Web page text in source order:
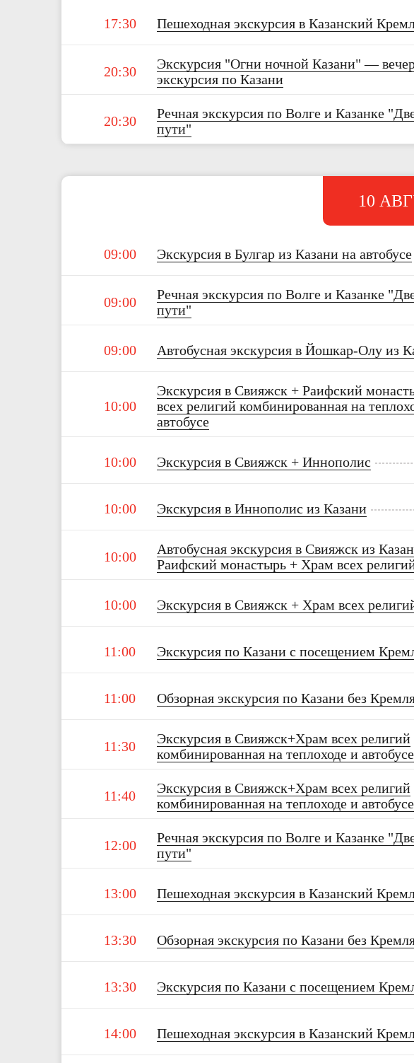
17:30 Пешеходная экскурсия в Казанский
20:30
Экскурсия "Огни ночной Казани" —
экскурсия по Казани
20:30
Речная экскурсия по Волге и Казанке
пути"
10
09:00 Экскурсия в Булгар из Казани на автобусе
09:00
Речная экскурсия по Волге и Казанке
пути"
09:00 Автобусная экскурсия в Йошкар-Олу из
10:00
Экскурсия в Свияжск + Раифский
всех религий комбинированная на
автобусе
10:00 Экскурсия в Свияжск + Иннополис
10:00 Экскурсия в Иннополис из Казани
10:00
Автобусная экскурсия в Свияжск из
Раифский монастырь + Храм всех
10:00 Экскурсия в Свияжск + Храм всех
11:00 Экскурсия по Казани с посещением
11:00 Обзорная экскурсия по Казани без
11:30
Экскурсия в Свияжск+Храм всех религий
комбинированная на теплоходе и автобусе
11:40
Экскурсия в Свияжск+Храм всех религий
комбинированная на теплоходе и автобусе
12:00
Речная экскурсия по Волге и Казанке
пути"
13:00 Пешеходная экскурсия в Казанский
13:30 Обзорная экскурсия по Казани без
13:30 Экскурсия по Казани с посещением
14:00 Пешеходная экскурсия в Казанский